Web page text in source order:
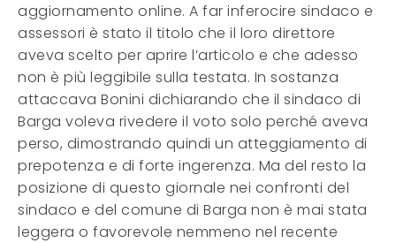
aggiornamento online. A far inferocire sindaco e
assessori è stato il titolo che il loro direttore
aveva scelto per aprire l’articolo e che adesso
non è più leggibile sulla testata. In sostanza
attaccava Bonini dichiarando che il sindaco di
Barga voleva rivedere il voto solo perché aveva
perso, dimostrando quindi un atteggiamento di
prepotenza e di forte ingerenza. Ma del resto la
posizione di questo giornale nei confronti del
sindaco e del comune di Barga non è mai stata
leggera o favorevole nemmeno nel recente